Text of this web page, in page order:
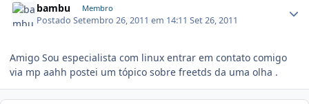
bambu Membro
PostadoSetembro 26, 2011 em 14:11Set 26, 2011
Amigo Sou especialista com linux entrar em contato comigo
via mp aahh postei um tópico sobre freetds da uma olha .